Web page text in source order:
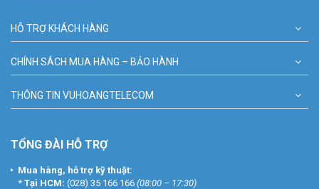
HỖ TRỢ KHÁCH HÀNG
CHÍNH SÁCH MUA HÀNG – BẢO HÀNH
THÔNG TIN VUHOANGTELECOM
TỔNG ĐÀI HỖ TRỢ
Mua hàng, hỗ trợ kỹ thuật:
* Tại HCM: (028) 35 166 166 (08:00 – 17:30)